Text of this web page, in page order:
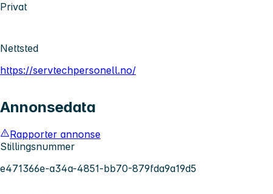
Privat
Nettsted
https://servtechpersonell.no/
Annonsedata
Rapporter annonse
Stillingsnummer
e471366e-a34a-4851-bb70-879fda9a19d5